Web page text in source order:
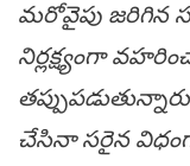
మ‌రోవైపు జ‌రిగిన
నిర్ల‌క్ష్యంగా
చేసినా స‌రైన